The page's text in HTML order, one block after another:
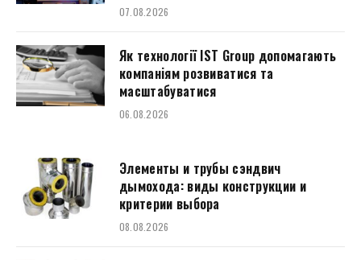
07.08.2026
Як технології IST Group допомагають
компаніям розвиватися та
масштабуватися
06.08.2026
Элементы и трубы сэндвич
дымохода: виды конструкции и
критерии выбора
08.08.2026